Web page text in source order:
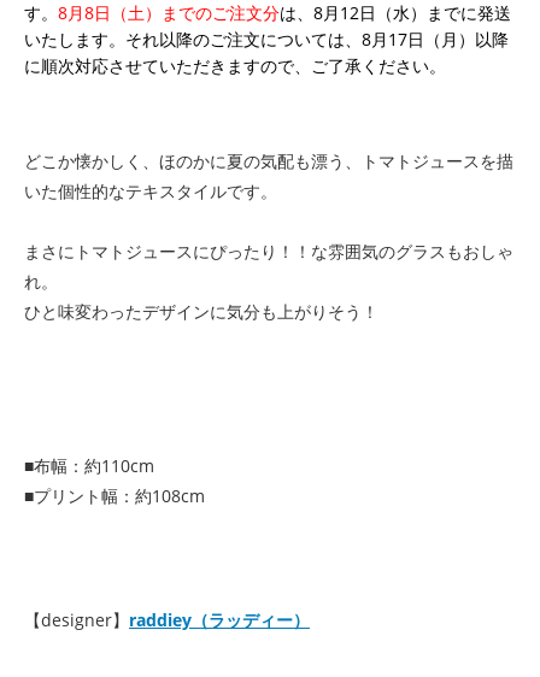
す。 8月8日（土）までのご注文分は、8月12日（水）までに発送
いたします。それ以降のご注文については、8月17日（月）以降
に順次対応させていただきますので、ご了承ください。
どこか懐かしく、ほのかに夏の気配も漂う、トマトジュースを描
いた個性的なテキスタイルです。
まさにトマトジュースにぴったり！！な雰囲気のグラスもおしゃ
れ。
ひと味変わったデザインに気分も上がりそう！
■布幅：約110cm
■プリント幅：約108cm
【designer】 raddiey（ラッディー）